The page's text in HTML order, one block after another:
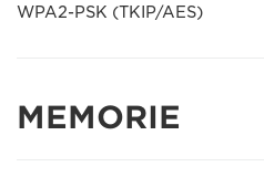
WPA2-PSK (TKIP/AES)
MEMORIE